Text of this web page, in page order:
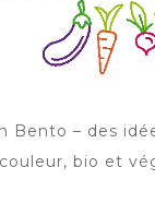
Bento – des
couleur, bio et